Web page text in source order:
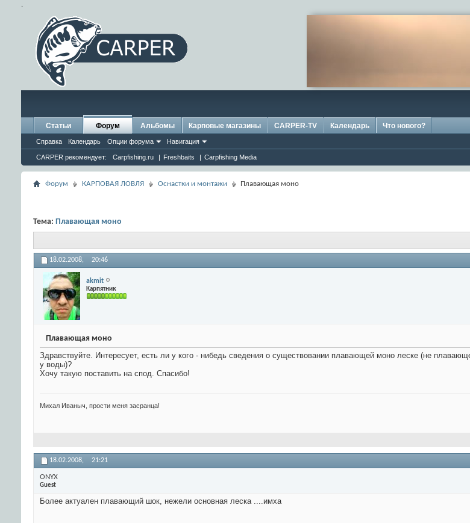
.
Статьи Форум
Справка Календарь Опции форума Навигация
CARPER рекомендует: Carpfishing.ru | Freshbaits | Carpfishing Media
Альбомы Карповые магазины CARPER-TV Календарь Что нового?
Форум КАРПОВАЯ ЛОВЛЯ Оснастки и монтажи Плавающая моно
Тема: Плавающая моно
18.02.2008, 20:46
akmit
Карпятник
Плавающая моно
Здравствуйте. Интересует, есть ли у кого - нибедь сведения о существовании плавающей моно леске (не
у воды)?
Хочу такую поставить на спод. Спасибо!
Михал Иваныч, прости меня засранца!
18.02.2008, 21:21
ONYX
Guest
Более актуален плавающий шок, нежели основная леска ....имха